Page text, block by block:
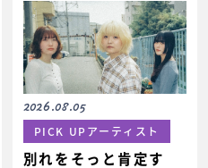
2026.08.05
PICK UPアーティスト
別れをそっと肯定す